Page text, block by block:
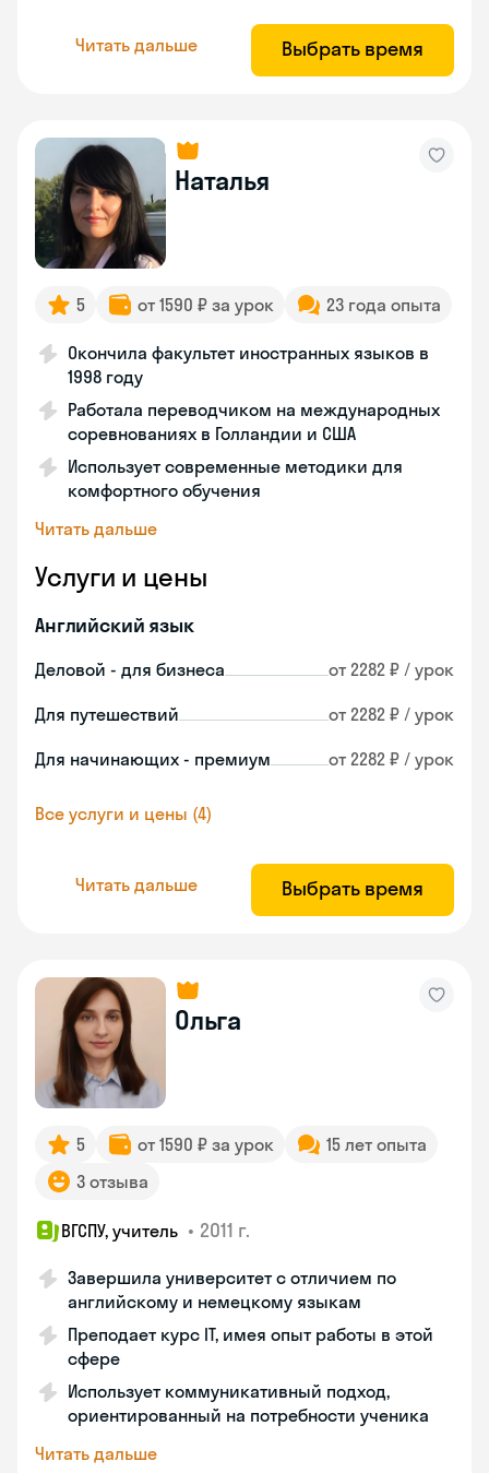
Читать дальше Выбрать время
Наталья
5 от 1590 ₽ за урок 23 года опыта
Окончила факультет иностранных языков в
1998 году
Работала переводчиком на международных
соревнованиях в Голландии и США
Использует современные методики для
комфортного обучения
Читать дальше
Услуги и цены
Английский язык
Деловой - для бизнеса от 2282 ₽ / урок
Для путешествий от 2282 ₽ / урок
Для начинающих - премиум от 2282 ₽ / урок
Все услуги и цены (4)
Читать дальше Выбрать время
Ольга
5 от 1590 ₽ за урок
15 лет опыта
3 отзыва
ВГСПУ, учитель • 2011 г.
Завершила университет с отличием по
английскому и немецкому языкам
Преподает курс IT, имея опыт работы в этой
сфере
Использует коммуникативный подход,
ориентированный на потребности ученика
Читать дальше